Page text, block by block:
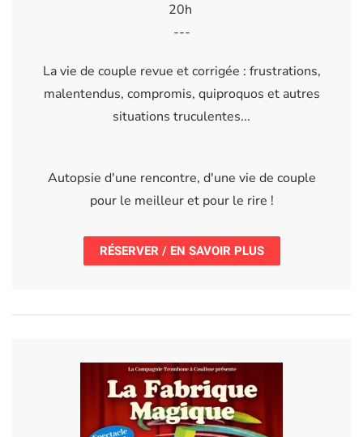
20h
---
La vie de couple revue et corrigée : frustrations,
malentendus, compromis, quiproquos et autres
situations truculentes...
Autopsie d'une rencontre, d'une vie de couple
pour le meilleur et pour le rire !
RÉSERVER / EN SAVOIR PLUS